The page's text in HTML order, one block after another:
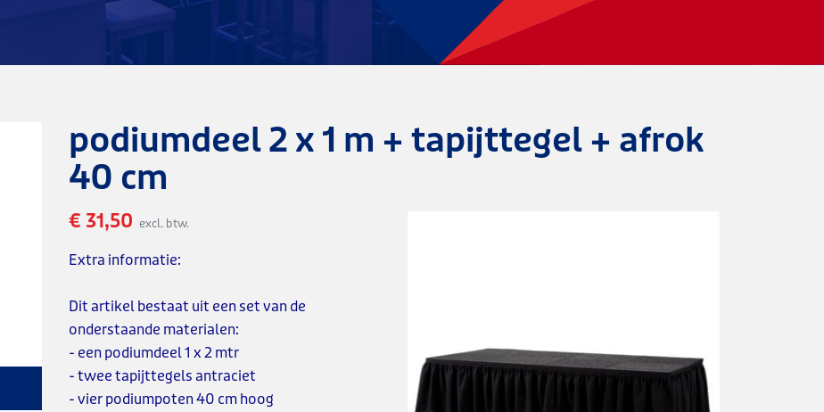
podiumdeel 2 x 1 m + tapijttegel + afrok
40 cm
€ 31,50 excl. btw.
Extra informatie:
Dit artikel bestaat uit een set van de
onderstaande materialen:
- een podiumdeel 1 x 2 mtr
- twee tapijttegels antraciet
- vier podiumpoten 40 cm hoog